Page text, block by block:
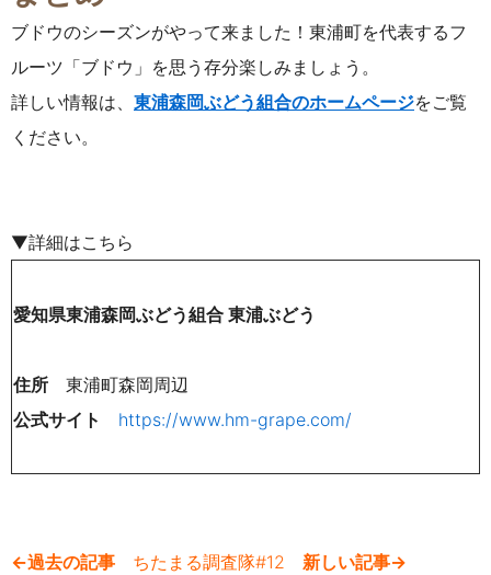
ブドウのシーズンがやって来ました！東浦町を代表するフ
ルーツ「ブドウ」を思う存分楽しみましょう。
詳しい情報は、 東浦森岡ぶどう組合のホームページをご覧
ください。
▼詳細はこちら
愛知県東浦森岡ぶどう組合 東浦ぶどう
住所 東浦町森岡周辺
公式サイト
https://www.hm-grape.com/
←過去の記事 ちたまる調査隊#12 新しい記事→